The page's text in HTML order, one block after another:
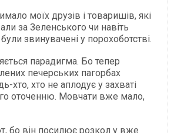
моїх друзів і товаришів, які
за Зеленського чи навіть
звинувачені у порохоботстві.
парадигма. Бо тепер
печерських пагорбах
хто, хто не аплодує у захваті
оточенню. Мовчати вже мало,
бо він посилює розкол у вже